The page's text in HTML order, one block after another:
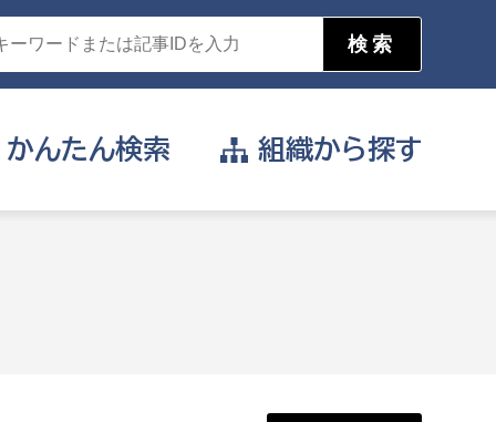
かんたん検索 組織から探す